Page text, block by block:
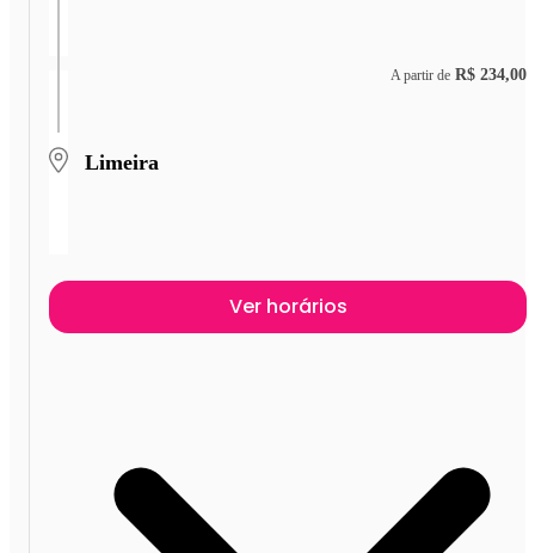
Limeira
A partir de R$ 234,00
Ver horários